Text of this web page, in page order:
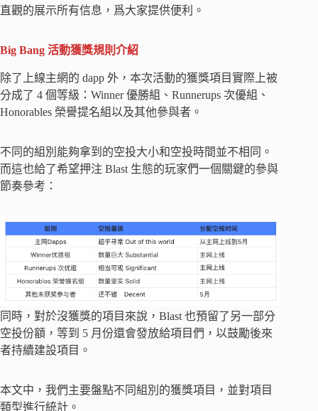
直觀的展示所有信息，爲大家提供便利。
Big Bang 活動獲獎規則介紹
除了上線主網的 dapp 外，本次活動的獲獎項目實際上被
分成了 4 個等級：Winner 優勝組、Runnerups 次優組、
Honorables 榮譽提名組以及其他參與者。
不同的組別能夠拿到的空投大小和空投時間並不相同。
而這也給了希望押注 Blast 生態的玩家們一個關鍵的參與
節奏參考：
同時，對於沒獲獎的項目來說，Blast 也預留了另一部分
空投份額，等到 5 月份還會發放給項目們，以鼓勵後來
者持續建設項目。
本文中，我們主要盤點不同組別的獲獎項目，並對項目
類型進行統計。